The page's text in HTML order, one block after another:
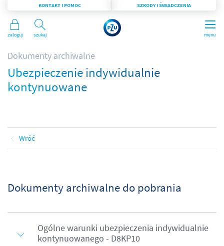
menu
Szukaj
KONTAKT I POMOC SZKODY I ŚWIADCZENIA
Zaloguj
Dokumenty archiwalne
Ubezpieczenie indywidualnie
kontynuowane
Wróć
Dokumenty archiwalne do pobrania
Ogólne warunki ubezpieczenia indywidualnie
kontynuowanego - D8KP10